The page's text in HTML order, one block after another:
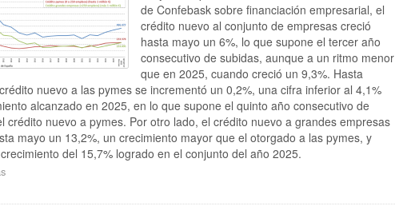
tomar
conciencia
colectiva
sobre
el
actual
y
de
actuar
ya
garantizar
futuro”
de Confebask sobre financiación empresarial, el
crédito nuevo al conjunto de empresas creció
hasta mayo un 6%, lo que supone el tercer año
consecutivo de subidas, aunque a un ritmo menor
que en 2025, cuando creció un 9,3%. Hasta
nuevo a las pymes se incrementó un 0,2%, una cifra inferior al 4,1%
alcanzado en 2025, en lo que supone el quinto año consecutivo de
crédito nuevo a pymes. Por otro lado, el crédito nuevo a grandes empresas
mayo un 13,2%, un crecimiento mayor que el otorgado a las pymes, y
del 15,7% logrado en el conjunto del año 2025.
sobre
crédito